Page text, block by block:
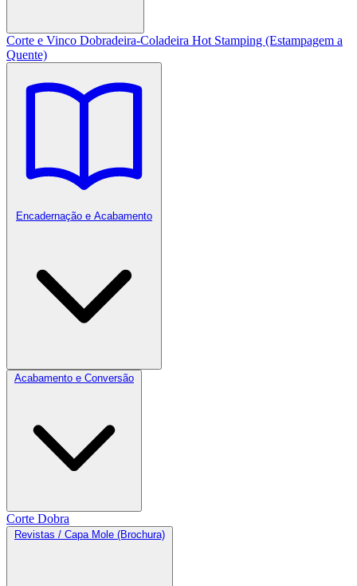
Corte e Vinco Dobradeira-Coladeira Hot Stamping (Estampagem a
Quente)
Encadernação e Acabamento
Acabamento e Conversão
Corte Dobra
Revistas / Capa Mole (Brochura)